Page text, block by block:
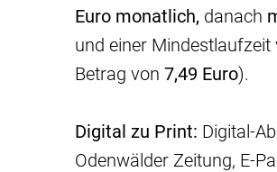
Euro monatlich, danach
und einer
Betrag von 7,49 Euro).
Digital zu Print: Digital-
Odenwälder Zeitung, E-